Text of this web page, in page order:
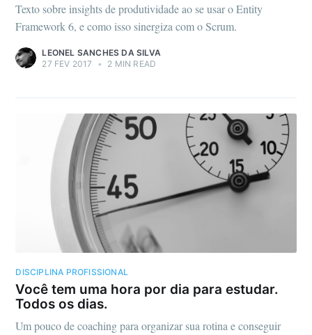
Texto sobre insights de produtividade ao se usar o Entity
Framework 6, e como isso sinergiza com o Scrum.
LEONEL SANCHES DA SILVA
27 FEV 2017
• 2 MIN READ
DISCIPLINA PROFISSIONAL
Você tem uma hora por dia para estudar.
Todos os dias.
Um pouco de coaching para organizar sua rotina e conseguir